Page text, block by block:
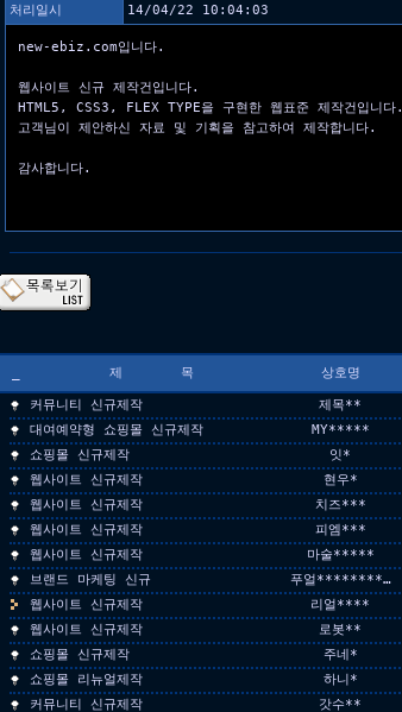
처리일시
14/04/22 10:04:03
new-ebiz.com입니다.
웹사이트 신규 제작건입니다.
HTML5, CSS3, FLEX TYPE을 구현한 웹표준 제작건입니다.
고객님이 제안하신 자료 및 기획을 참고하여 제작합니다.
감사합니다.
제 목 상호명
커뮤니티 신규제작 제목**
대여예약형 쇼핑몰 신규제작
MY*****
쇼핑몰 신규제작
잇*
웹사이트 신규제작
현우*
웹사이트 신규제작
치즈***
웹사이트 신규제작
피엠***
웹사이트 신규제작
마술*****
브랜드 마케팅 신규
푸얼********…
웹사이트 신규제작
리얼****
웹사이트 신규제작
로봇**
쇼핑몰 신규제작
주네*
쇼핑몰 리뉴얼제작
하니*
커뮤니티 신규제작
갓수**